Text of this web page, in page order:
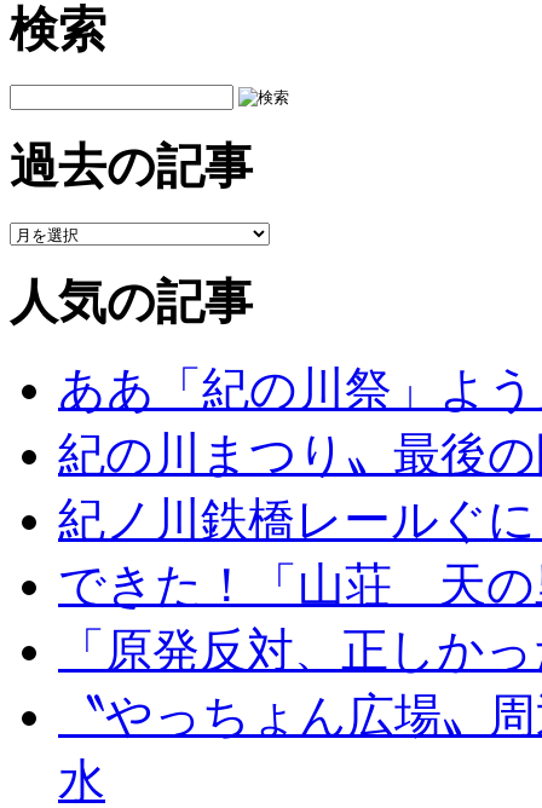
検索
過去の記事
人気の記事
ああ「紀の川祭」よ
紀の川まつり〟最後
紀ノ川鉄橋レールぐ
できた！「山荘 天の
「原発反対、正しか
〝やっちょん広場〟
水